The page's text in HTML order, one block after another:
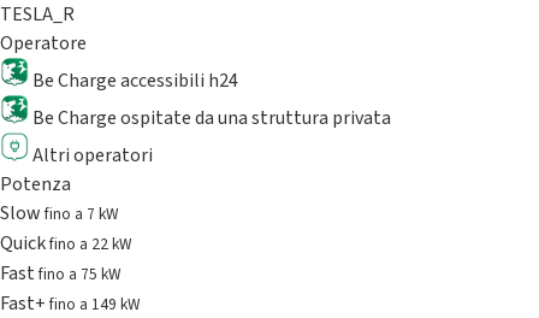
TESLA_R
Operatore
Be Charge accessibili h24
Be Charge ospitate da una struttura privata
Altri operatori
Potenza
Slowfino a 7 kW
Quickfino a 22 kW
Fastfino a 75 kW
Fast+fino a 149 kW